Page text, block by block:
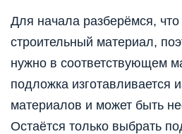
Для начала разберёмся,
строительный материал,
нужно в соответствующем
подложка изготавливается
материалов и может быть
Остаётся только выбрать